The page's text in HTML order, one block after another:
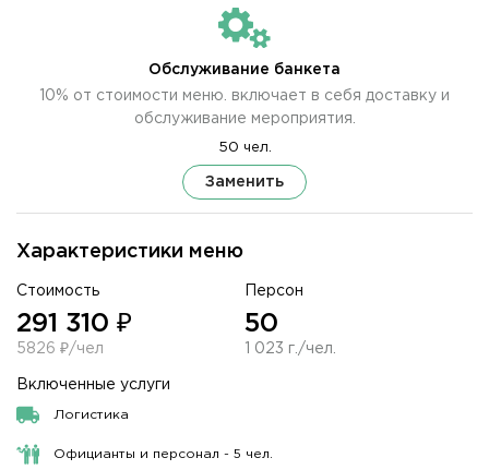
Характеристики меню
Стоимость
291 310 ₽
5826 ₽/чел
Персон
50
1 023 г./чел.
Включенные услуги
Логистика
Официанты и персонал - 5 чел.
Обслуживание банкета
10% от стоимости меню. включает в себя доставку и
обслуживание мероприятия.
50 чел.
Заменить